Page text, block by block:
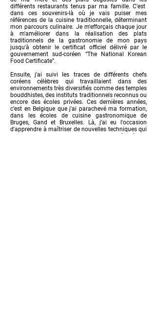
différents restaurants tenus par ma famille. C'est
dans ces souvenirs-là où je vais puiser mes
références de la cuisine traditionnelle, déterminant
mon parcours culinaire. Je m'efforçais chaque jour
à m'améliorer dans la réalisation des plats
traditionnels de la gastronomie de mon pays
jusqu'à obtenir le certificat officiel délivré par le
gouvernement sud-coréen “The National Korean
Food Certificate”.
Ensuite, j'ai suivi les traces de différents chefs
coréens célèbres qui travaillaient dans des
environnements très diversifiés comme des temples
bouddhistes, des instituts traditionnels reconnus ou
encore des écoles privées. Ces dernières années,
c’est en Belgique que j'ai parachevé ma formation,
dans les écoles de cuisine gastronomique de
Bruges, Gand et Bruxelles. Là, j’ai eu l'occasion
d'apprendre à maîtriser de nouvelles techniques qui